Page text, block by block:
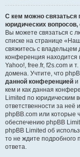
С кем можно связаться
юридических
Вы можете связаться с
списке на странице
свяжитесь с владельцем
конференция
Yahoo!, free.fr, f2s.com и
домена. Учтите, что
данной конференцией и
кем и как данная
Limited по юридическим
ответственности за неё
phpBB.com или которые
обеспечению phpBB
phpBB Limited об
то не ждите подробного
ответа.